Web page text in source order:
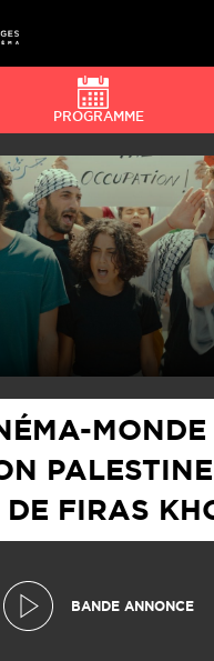
À L’AFFICHE
ÉVÉNEMENTS
CAFÉ DU CINÉ
PRATIQUE
AUX
PROGRAMME
FIRAS
BANDE ANNONCE